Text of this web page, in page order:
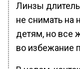
Линзы
не снимать на
детям, но все
во избежание